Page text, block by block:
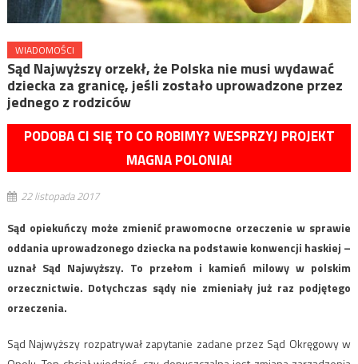
WIADOMOŚCI
Sąd Najwyższy orzekł, że Polska nie musi wydawać
dziecka za granicę, jeśli zostało uprowadzone przez
jednego z rodziców
PODOBA CI SIĘ TO CO ROBIMY? WESPRZYJ PROJEKT
MAGNA POLONIA!
22 listopada 2017
Sąd opiekuńczy może zmienić prawomocne orzeczenie w sprawie
oddania uprowadzonego dziecka na podstawie konwencji haskiej –
uznał Sąd Najwyższy. To przełom i kamień milowy w polskim
orzecznictwie. Dotychczas sądy nie zmieniały już raz podjętego
orzeczenia.
Sąd Najwyższy rozpatrywał zapytanie zadane przez Sąd Okręgowy w